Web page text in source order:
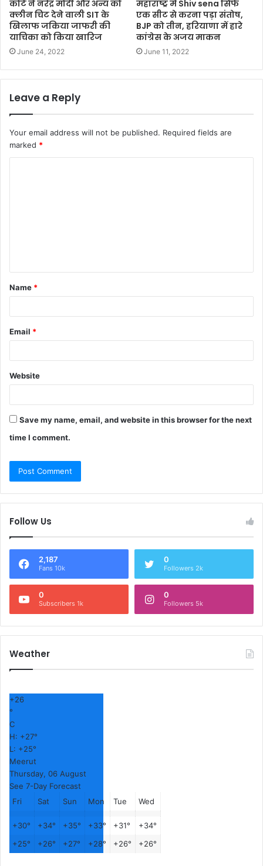
कोर्ट ने नरेंद्र मोदी और अन्य को
क्‍लीन चिट देने वाली SIT के
खिलाफ जकिया जाफरी की
याचिका को किया खारिज
June 24, 2022
महाराष्ट्र में Shiv sena सिर्फ
एक सीट से करना पड़ा संतोष,
BJP को तीन, हरियाणा में हारे
कांग्रेस के अजय माकन
June 11, 2022
Leave a Reply
Your email address will not be published. Required fields are
marked *
t
*
Name *
Email *
Website
Save my name, email, and website in this browser for the next
time I comment.
Follow Us
2,187
Fans 10k
0
Followers 2k
0
Subscribers 1k
0
Followers 5k
Weather
+26
°
C
H: +27°
L: +25°
Meerut
Thursday, 06 August
See 7-Day Forecast
Fri
Sat Sun Mon Tue Wed
+30° +34° +35° +33° +31° +34°
+25° +26° +27° +28° +26° +26°